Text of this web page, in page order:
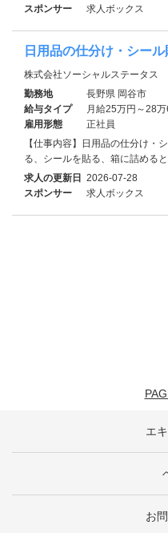
スポンサー
求人ボックス
日用品の仕分け・シー
株式会社ソーシャルステータス
勤務地
長野県 岡谷市
給与タイプ
月給25万円～28
雇用形態
正社員
【仕事内容】日用品の仕分け・
る、シールを貼る、箱に詰める
求人の更新日 2026-07-28
スポンサー
求人ボックス
エ
お